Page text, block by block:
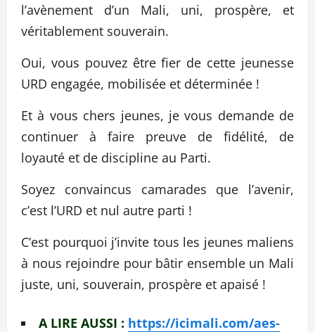
l’avènement d’un Mali, uni, prospère, et
véritablement souverain.
Oui, vous pouvez être fier de cette jeunesse
URD engagée, mobilisée et déterminée !
Et à vous chers jeunes, je vous demande de
continuer à faire preuve de fidélité, de
loyauté et de discipline au Parti.
Soyez convaincus camarades que l’avenir,
c’est l’URD et nul autre parti !
C’est pourquoi j’invite tous les jeunes maliens
à nous rejoindre pour bâtir ensemble un Mali
juste, uni, souverain, prospère et apaisé !
A LIRE AUSSI : https://icimali.com/aes-